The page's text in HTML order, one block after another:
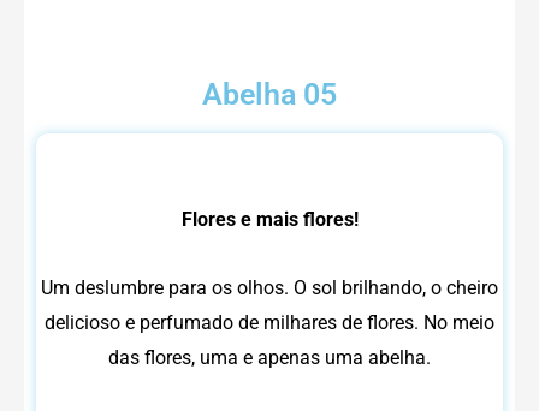
Abelha 05
Flores e mais flores!
Um deslumbre para os olhos. O sol brilhando, o cheiro
delicioso e perfumado de milhares de flores. No meio
das flores, uma e apenas uma abelha.